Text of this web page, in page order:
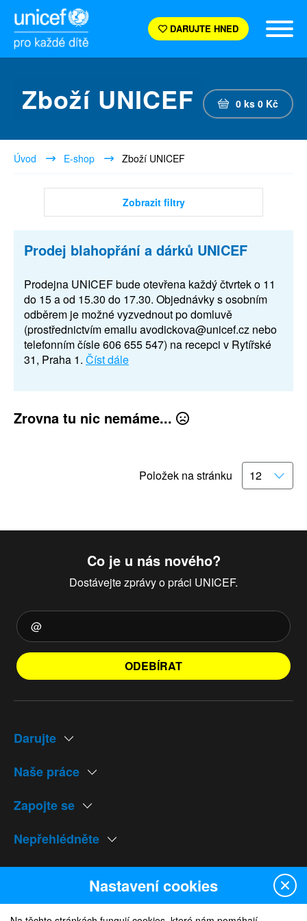
DARUJTE HNED
Zboží UNICEF 0 ks 0 Kč
Úvod E-shop Zboží UNICEF
Zobrazit filtry
Prodej blahopřání a dárků UNICEF
Prodejna UNICEF bude otevřena každý čtvrtek o 11
do 15 a od 15.30 do 17.30. Objednávky s osobním
odběrem je možné vyzvednout po domluvě
(prostřednictvím emailu avodickova@unicef.cz nebo
telefonním čísle 606 655 547) na recepci v Rytířské
31, Praha 1. Číst dále
Zrovna tu nic nemáme...
Položek na stránku
Co je u nás nového?
Dostávejte zprávy o práci UNICEF.
ODEBÍRAT
Darujte
Naše práce
Zapojte se
Nepřehlédněte
Naše weby
Nastavení cookies